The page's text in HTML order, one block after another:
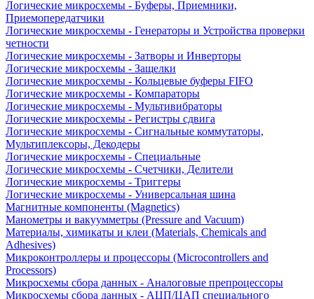
Логические микросхемы - Буферы, Приемники,
Приемопередатчики
Логические микросхемы - Генераторы и Устройства проверки
четности
Логические микросхемы - Затворы и Инверторы
Логические микросхемы - Защелки
Логические микросхемы - Кольцевые буферы FIFO
Логические микросхемы - Компараторы
Логические микросхемы - Мультивибраторы
Логические микросхемы - Регистры сдвига
Логические микросхемы - Сигнальные коммутаторы,
Мультиплексоры, Декодеры
Логические микросхемы - Специальные
Логические микросхемы - Счетчики, Делители
Логические микросхемы - Триггеры
Логические микросхемы - Универсальная шина
Магнитные компоненты (Magnetics)
Манометры и вакуумметры (Pressure and Vacuum)
Материалы, химикаты и клеи (Materials, Chemicals and
Adhesives)
Микроконтроллеры и процессоры (Microcontrollers and
Processors)
Микросхемы сбора данных - Аналоговые препроцессоры
Микросхемы сбора данных - АЦП/ЦАП специального